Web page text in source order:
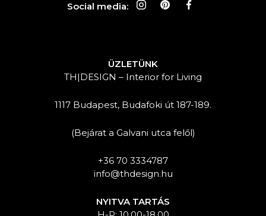
Social media:
ÜZLETÜNK
TH|DESIGN – Interior for Living
1117 Budapest, Budafoki út 187-189.
(Bejárat a Galvani utca felől)
+36 70 3334787
info@thdesign.hu
NYITVA TARTÁS